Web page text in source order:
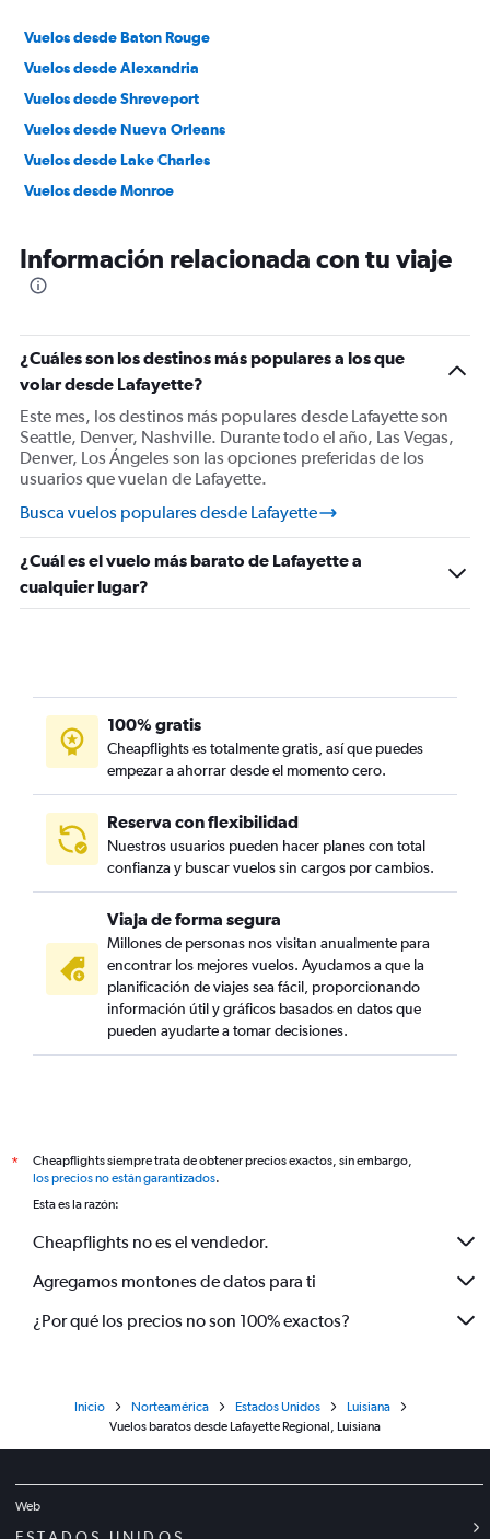
Vuelos desde Baton Rouge
Vuelos desde Alexandria
Vuelos desde Shreveport
Vuelos desde Nueva Orleans
Vuelos desde Lake Charles
Vuelos desde Monroe
Información relacionada con tu viaje
¿Cuáles son los destinos más populares a los que
volar desde Lafayette?
Este mes, los destinos más populares desde Lafayette son
Seattle, Denver, Nashville. Durante todo el año, Las Vegas,
Denver, Los Ángeles son las opciones preferidas de los
usuarios que vuelan de Lafayette.
Busca vuelos populares desde Lafayette
¿Cuál es el vuelo más barato de Lafayette a
cualquier lugar?
100% gratis
Cheapflights es totalmente gratis, así que puedes
empezar a ahorrar desde el momento cero.
Reserva con flexibilidad
Nuestros usuarios pueden hacer planes con total
confianza y buscar vuelos sin cargos por cambios.
Viaja de forma segura
Millones de personas nos visitan anualmente para
encontrar los mejores vuelos. Ayudamos a que la
planificación de viajes sea fácil, proporcionando
información útil y gráficos basados en datos que
pueden ayudarte a tomar decisiones.
*
Cheapflights siempre trata de obtener precios exactos, sin embargo,
los precios no están garantizados.
Esta es la razón:
Cheapflights no es el vendedor.
Agregamos montones de datos para ti
¿Por qué los precios no son 100% exactos?
Inicio Norteamérica Estados Unidos
Luisiana
Vuelos baratos desde Lafayette Regional, Luisiana
Web